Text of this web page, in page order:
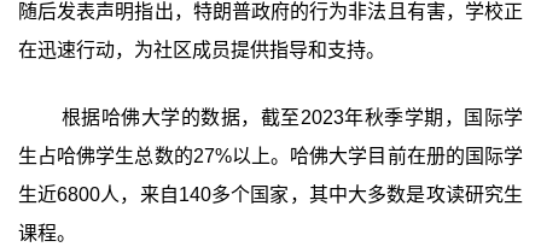
随后发表声明指出，特朗普政府的行为非法且有害，学校正
在迅速行动，为社区成员提供指导和支持。
根据哈佛大学的数据，截至2023年秋季学期，国际学
生占哈佛学生总数的27%以上。哈佛大学目前在册的国际学
生近6800人，来自140多个国家，其中大多数是攻读研究生
课程。